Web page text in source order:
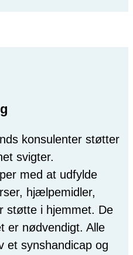
konsulenter støtter
svigter.
med at udfylde
hjælpemidler,
støtte i hjemmet. De
er nødvendigt. Alle
et synshandicap og